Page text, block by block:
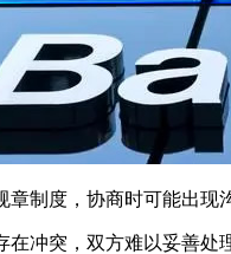
制度，协商时可能出现
冲突，双方难以妥善处